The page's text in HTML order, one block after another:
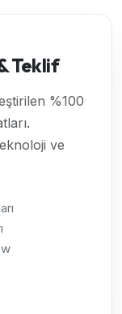
Teklif
%100
ve